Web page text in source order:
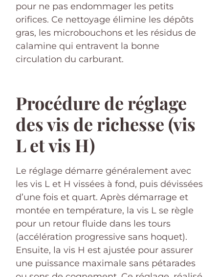
pour ne pas endommager les petits
orifices. Ce nettoyage élimine les dépôts
gras, les microbouchons et les résidus de
calamine qui entravent la bonne
circulation du carburant.
Procédure de réglage
des vis de richesse (vis
L et vis H)
Le réglage démarre généralement avec
les vis L et H vissées à fond, puis dévissées
d’une fois et quart. Après démarrage et
montée en température, la vis L se règle
pour un retour fluide dans les tours
(accélération progressive sans hoquet).
Ensuite, la vis H est ajustée pour assurer
une puissance maximale sans pétarades